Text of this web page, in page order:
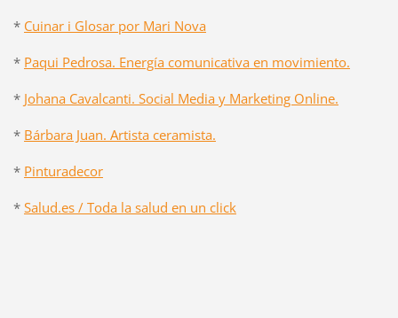
* Cuinar i Glosar por Mari Nova
* Paqui Pedrosa. Energía comunicativa en movimiento.
* Johana Cavalcanti. Social Media y Marketing Online.
* Bárbara Juan. Artista ceramista.
* Pinturadecor
* Salud.es / Toda la salud en un click